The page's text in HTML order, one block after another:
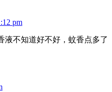
pm
液不知道好不好，蚊香点多了